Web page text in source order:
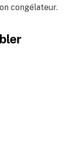
congélateur.